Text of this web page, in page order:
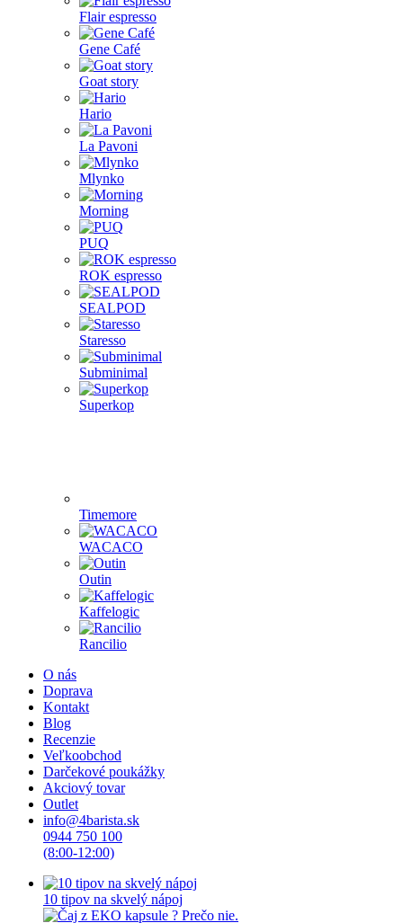
Flair espresso
Gene Café
Goat story
Hario
La Pavoni
Mlynko
Morning
PUQ
ROK espresso
SEALPOD
Staresso
Subminimal
Superkop
Timemore
WACACO
Outin
Kaffelogic
Rancilio
O nás
Doprava
Kontakt
Blog
Recenzie
Veľkoobchod
Darčekové poukážky
Akciový tovar
Outlet
info@4barista.sk
0944 750 100
(8:00-12:00)
10 tipov na skvelý nápoj